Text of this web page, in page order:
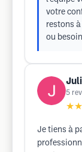
votre
restons
ou
5
Je tiens à